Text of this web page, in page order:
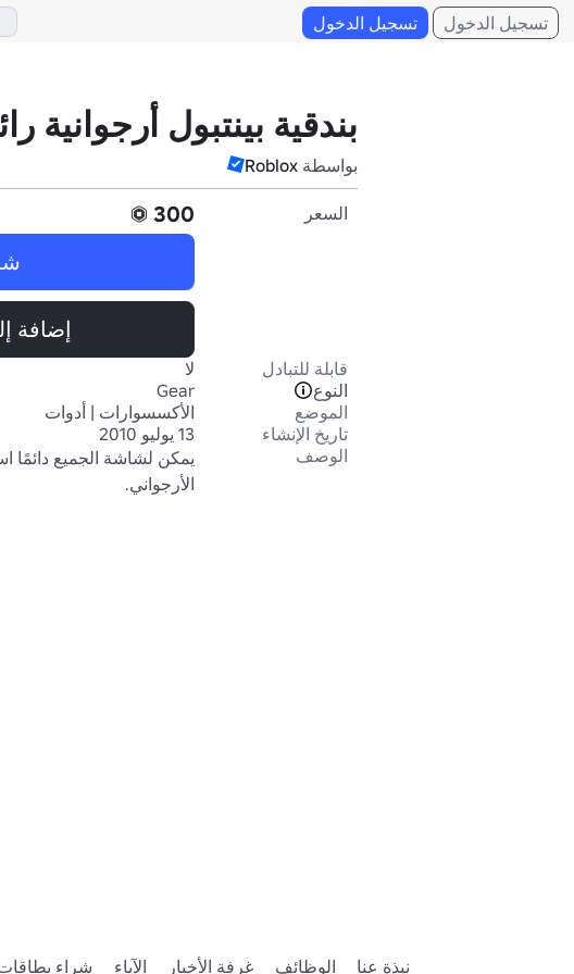
تسجيل الدخول تسجيل الدخول
بندقية بينتبول أرجوانية
بواسطة Roblox
السعر
300
إضافة
قابلة للتبادل
لا
النوع
Gear
الموضع
الأكسسوارات | أدوات
تاريخ الإنشاء
13 يوليو 2010
الوصف
الأرجواني.
نبذة عنا الوظائف غرفة الأخبار الآباء شراء بطاقات